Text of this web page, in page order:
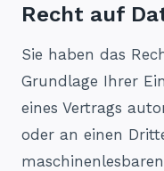
Recht auf
Sie haben das
Grundlage Ihrer
eines Vertrags
oder an einen